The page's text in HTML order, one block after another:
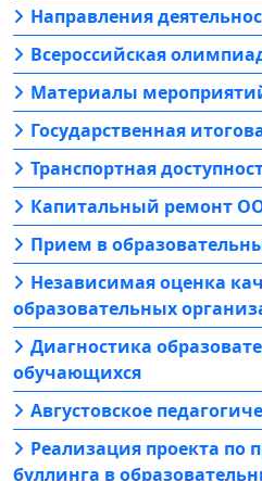
Направления
Всероссийская
Материалы
Государственная
Транспортная
Капитальный ремонт
Прием в
Независимая оценка
образовательных
Диагностика
обучающихся
Августовское
Реализация проекта по
буллинга в